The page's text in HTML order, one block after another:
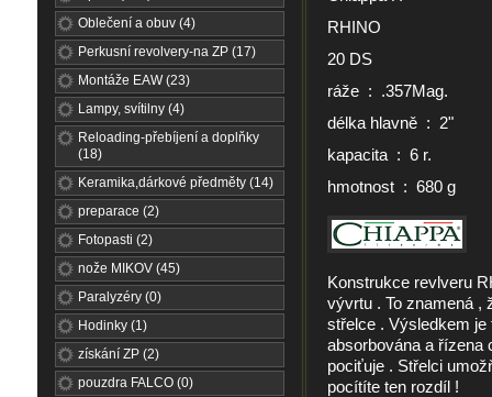
Oblečení a obuv (4)
Perkusní revolvery-na ZP (17)
Montáže EAW (23)
Lampy, svítilny (4)
Reloading-přebíjení a doplňky
(18)
Keramika,dárkové předměty (14)
preparace (2)
Fotopasti (2)
nože MIKOV (45)
Paralyzéry (0)
Hodinky (1)
získání ZP (2)
pouzdra FALCO (0)
RHINO
20 DS
ráže : .357Mag.
délka hlavně : 2"
kapacita : 6 r.
hmotnost : 680 g
Konstrukce revlveru
vývrtu . To znamená ,
střelce . Výsledkem je
absorbována a řízena
pociťuje . Střelci
pocítíte ten rozdíl !